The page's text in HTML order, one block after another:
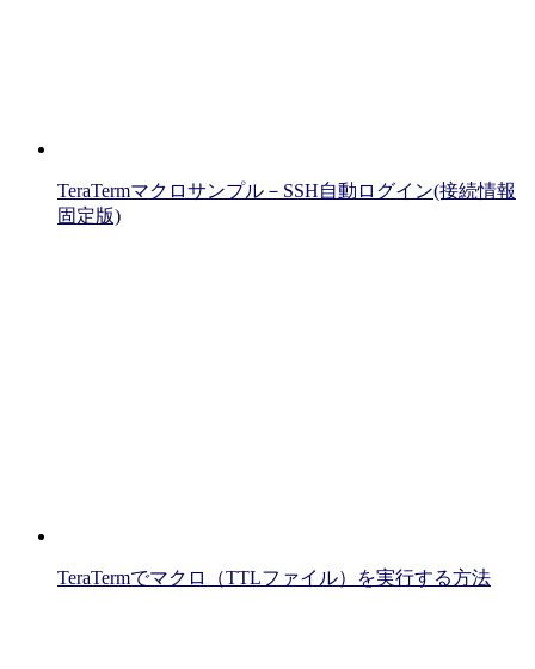
TeraTermマクロサンプル－SSH自動ログイン(接続情報
固定版)
TeraTermでマクロ（TTLファイル）を実行する方法